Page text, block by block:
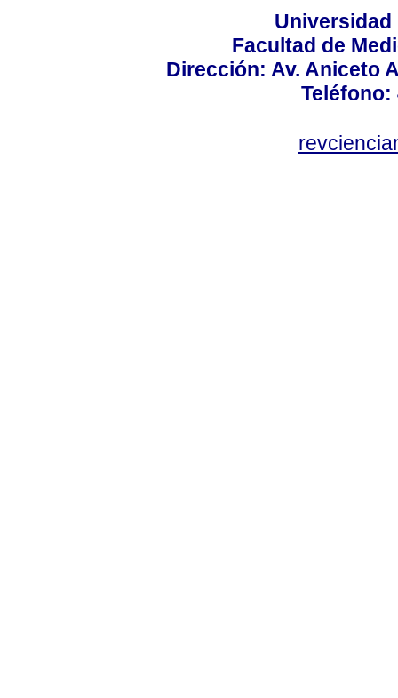
Universidad
Facultad de
Dirección: Av. Aniceto
Teléfono: